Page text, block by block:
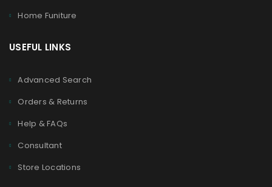
Home Funiture
USEFUL LINKS
Advanced Search
Orders & Returns
Help & FAQs
Consultant
Store Locations